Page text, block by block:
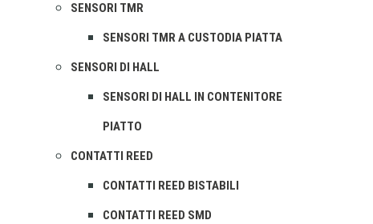
SENSORI TMR
SENSORI TMR A CUSTODIA PIATTA
SENSORI DI HALL
SENSORI DI HALL IN CONTENITORE
PIATTO
CONTATTI REED
CONTATTI REED BISTABILI
CONTATTI REED SMD